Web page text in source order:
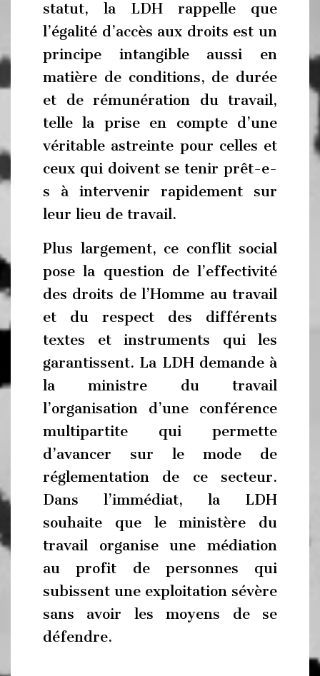
statut, la LDH rappelle que
l’égalité d’accès aux droits est un
principe intangible aussi en
matière de conditions, de durée
et de rémunération du travail,
telle la prise en compte d’une
véritable astreinte pour celles et
ceux qui doivent se tenir prêt-e-
s à intervenir rapidement sur
leur lieu de travail.
Plus largement, ce conflit social
pose la question de l’effectivité
des droits de l’Homme au travail
et du respect des différents
textes et instruments qui les
garantissent. La LDH demande à
la ministre du travail
l’organisation d’une conférence
multipartite qui permette
d’avancer sur le mode de
réglementation de ce secteur.
Dans l’immédiat, la LDH
souhaite que le ministère du
travail organise une médiation
au profit de personnes qui
subissent une exploitation sévère
sans avoir les moyens de se
défendre.